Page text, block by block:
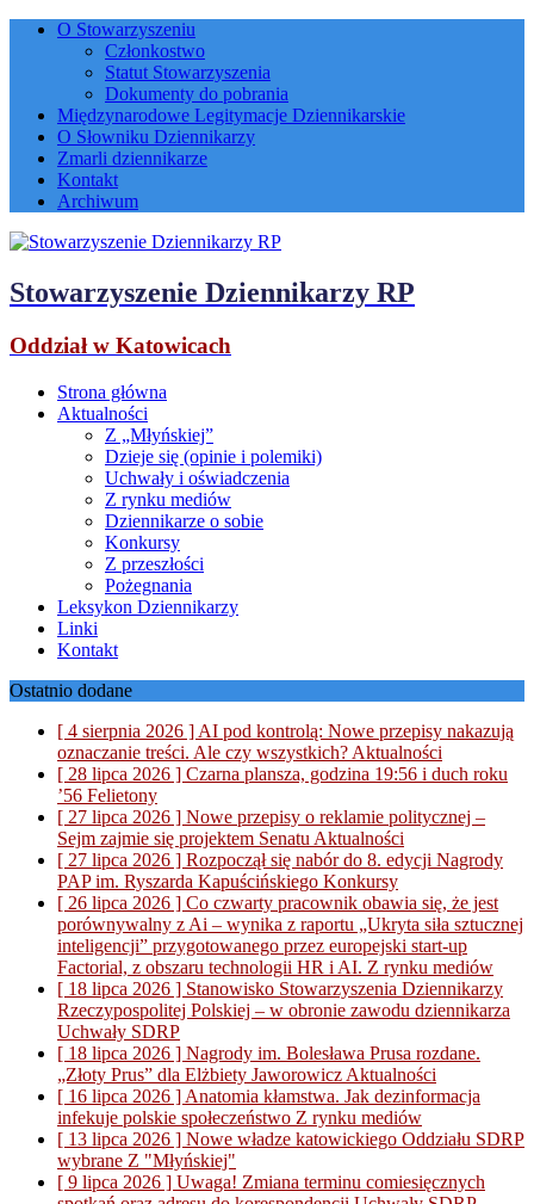
O Stowarzyszeniu
Członkostwo
Statut Stowarzyszenia
Dokumenty do pobrania
Międzynarodowe Legitymacje Dziennikarskie
O Słowniku Dziennikarzy
Zmarli dziennikarze
Kontakt
Archiwum
Stowarzyszenie Dziennikarzy RP
Oddział w Katowicach
Strona główna
Aktualności
Z „Młyńskiej”
Dzieje się (opinie i polemiki)
Uchwały i oświadczenia
Z rynku mediów
Dziennikarze o sobie
Konkursy
Z przeszłości
Pożegnania
Leksykon Dziennikarzy
Linki
Kontakt
Ostatnio dodane
[ 4 sierpnia 2026 ] AI pod kontrolą: Nowe przepisy nakazują
oznaczanie treści. Ale czy wszystkich? Aktualności
[ 28 lipca 2026 ] Czarna plansza, godzina 19:56 i duch roku
’56 Felietony
[ 27 lipca 2026 ] Nowe przepisy o reklamie politycznej –
Sejm zajmie się projektem Senatu Aktualności
[ 27 lipca 2026 ] Rozpoczął się nabór do 8. edycji Nagrody
PAP im. Ryszarda Kapuścińskiego Konkursy
[ 26 lipca 2026 ] Co czwarty pracownik obawia się, że jest
porównywalny z Ai – wynika z raportu „Ukryta siła sztucznej
inteligencji” przygotowanego przez europejski start-up
Factorial, z obszaru technologii HR i AI. Z rynku mediów
[ 18 lipca 2026 ] Stanowisko Stowarzyszenia Dziennikarzy
Rzeczypospolitej Polskiej – w obronie zawodu dziennikarza
Uchwały SDRP
[ 18 lipca 2026 ] Nagrody im. Bolesława Prusa rozdane.
„Złoty Prus” dla Elżbiety Jaworowicz Aktualności
[ 16 lipca 2026 ] Anatomia kłamstwa. Jak dezinformacja
infekuje polskie społeczeństwo Z rynku mediów
[ 13 lipca 2026 ] Nowe władze katowickiego Oddziału SDRP
wybrane Z "Młyńskiej"
[ 9 lipca 2026 ] Uwaga! Zmiana terminu comiesięcznych